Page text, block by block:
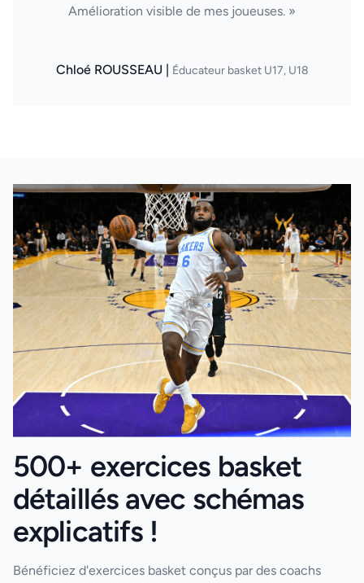
Amélioration visible de mes joueuses. »
Chloé ROUSSEAU | Éducateur basket U17, U18
500+ exercices basket
détaillés avec schémas
explicatifs !
Bénéficiez d'exercices basket conçus par des coachs